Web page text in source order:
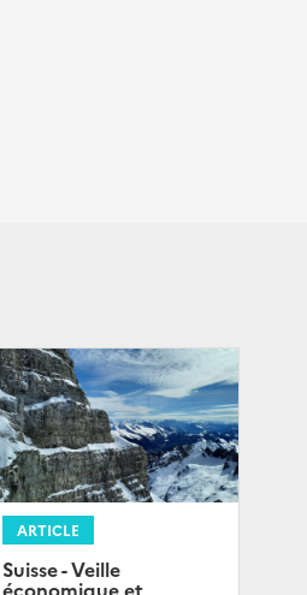
ARTICLE
Suisse - Veille
économique et